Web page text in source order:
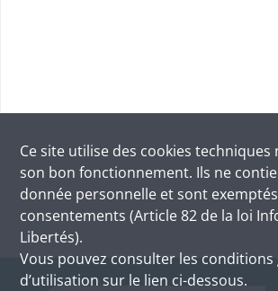
Ce site utilise des cookies techniques
son bon fonctionnement. Ils ne
donnée personnelle et sont
consentements (Article 82 de la loi
Libertés).
Vous pouvez consulter les conditions
d’utilisation sur le lien ci-dessous.